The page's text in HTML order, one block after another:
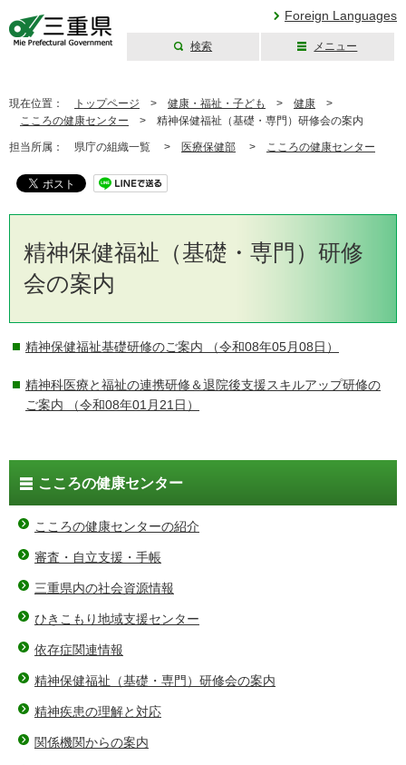
Foreign Languages
検索 メニュー
現在位置： トップページ > 健康・福祉・子ども > 健康 >
こころの健康センター > 精神保健福祉（基礎・専門）研修会の案内
担当所属： 県庁の組織一覧 > 医療保健部 > こころの健康センター
精神保健福祉（基礎・専門）研修
会の案内
精神保健福祉基礎研修のご案内 （令和08年05月08日）
精神科医療と福祉の連携研修＆退院後支援スキルアップ研修の
ご案内 （令和08年01月21日）
こころの健康センター
こころの健康センターの紹介
審査・自立支援・手帳
三重県内の社会資源情報
ひきこもり地域支援センター
依存症関連情報
精神保健福祉（基礎・専門）研修会の案内
精神疾患の理解と対応
関係機関からの案内